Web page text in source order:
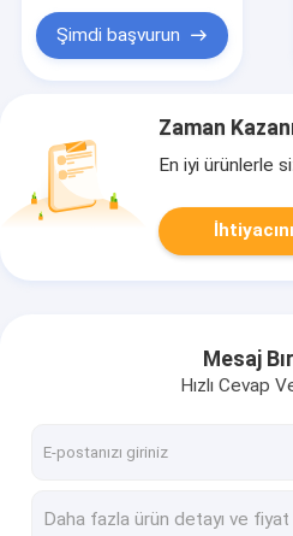
Şimdi başvurun
Zaman
En iyi ürünlerle
Mesaj
Hızlı Cevap